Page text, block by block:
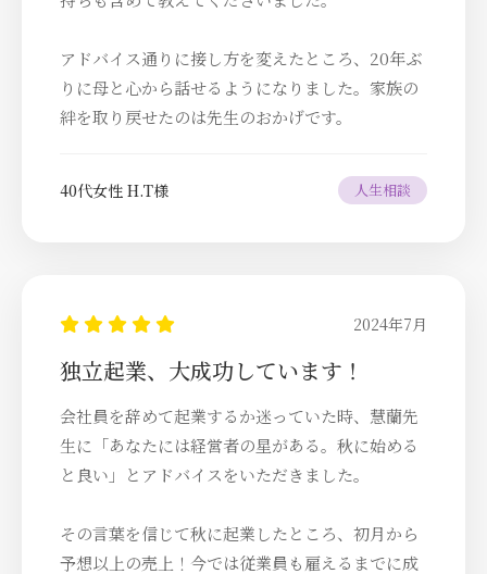
アドバイス通りに接し方を変えたところ、20年ぶ
りに母と心から話せるようになりました。家族の
絆を取り戻せたのは先生のおかげです。
40代女性 H.T様 人生相談
2024年7月
独立起業、大成功しています！
会社員を辞めて起業するか迷っていた時、慧蘭先
生に「あなたには経営者の星がある。秋に始める
と良い」とアドバイスをいただきました。
その言葉を信じて秋に起業したところ、初月から
予想以上の売上！今では従業員も雇えるまでに成